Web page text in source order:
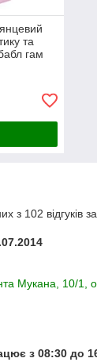
та
гам
1 л
з 102 відгуків за
Мукана, 10/1,
з 08:30 до